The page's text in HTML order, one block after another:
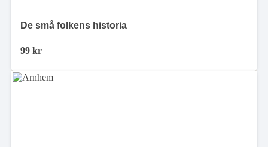
De små folkens historia
99 kr